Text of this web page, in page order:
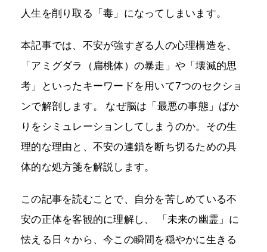
人生を削り取る「毒」になってしまいます。
本記事では、不安が強すぎる人の心理構造を、
「アミグダラ（扁桃体）の暴走」や「壊滅的思
考」といったキーワードを用いて7つのセクショ
ンで解剖します。 なぜ脳は「最悪の事態」ばか
りをシミュレーションしてしまうのか。その生
理的な理由と、不安の連鎖を断ち切るための具
体的な処方箋を解説します。
この記事を読むことで、自分を苦しめている不
安の正体を客観的に理解し、 「未来の幽霊」に
怯える日々から、今この瞬間を穏やかに生きる